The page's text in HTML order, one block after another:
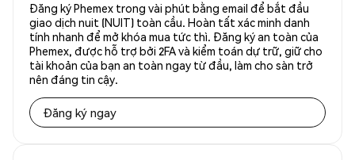
Đăng ký Phemex trong vài phút bằng email để bắt đầu
giao dịch nuit (NUIT) toàn cầu. Hoàn tất xác minh danh
tính nhanh để mở khóa mua tức thì. Đăng ký an toàn của
Phemex, được hỗ trợ bởi 2FA và kiểm toán dự trữ, giữ cho
tài khoản của bạn an toàn ngay từ đầu, làm cho sàn trở
nên đáng tin cậy.
Đăng ký ngay